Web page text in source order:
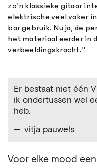
zo’n klassieke gitaar
elektrische veel vaker
bar gebruik. Nu ja, de
het materiaal eerder in
verbeeldingskracht.”
Er bestaat niet één
ik ondertussen wel
heb.
vitja pauwels
Voor elke mood